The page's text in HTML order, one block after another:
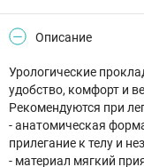
Описание
Урологические
удобство, комфорт и
Рекомендуются при
- анатомическая
прилегание к телу и
- материал мягкий